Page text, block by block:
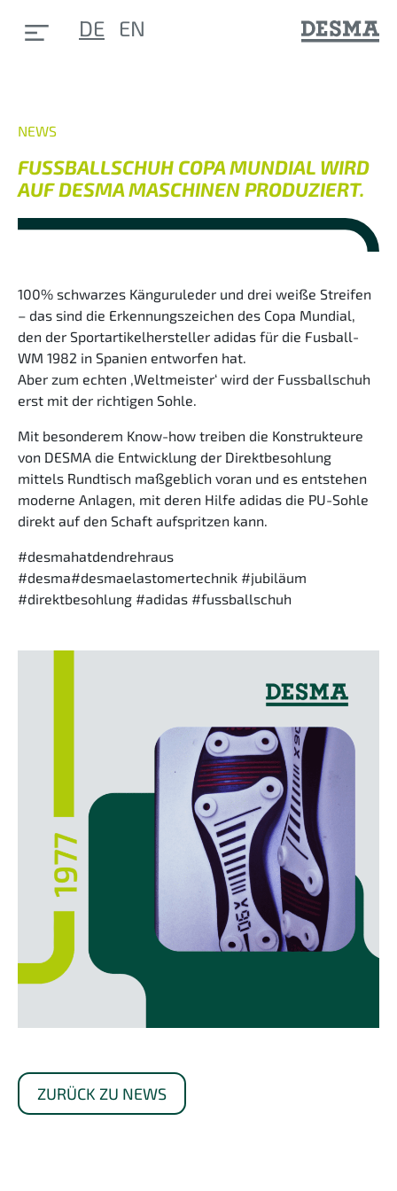
DE EN
NEWS
FUSSBALLSCHUH COPA MUNDIAL WIRD
AUF DESMA MASCHINEN PRODUZIERT.
100% schwarzes Känguruleder und drei weiße Streifen
– das sind die Erkennungszeichen des Copa Mundial,
den der Sportartikelhersteller adidas für die Fusball-
WM 1982 in Spanien entworfen hat.
Aber zum echten ‚Weltmeister‘ wird der Fussballschuh
erst mit der richtigen Sohle.
Mit besonderem Know-how treiben die Konstrukteure
von DESMA die Entwicklung der Direktbesohlung
mittels Rundtisch maßgeblich voran und es entstehen
moderne Anlagen, mit deren Hilfe adidas die PU-Sohle
direkt auf den Schaft aufspritzen kann.
#desmahatdendrehraus
#desma#desmaelastomertechnik #jubiläum
#direktbesohlung #adidas #fussballschuh
ZURÜCK ZU NEWS